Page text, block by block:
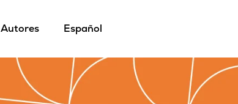
Autores Español